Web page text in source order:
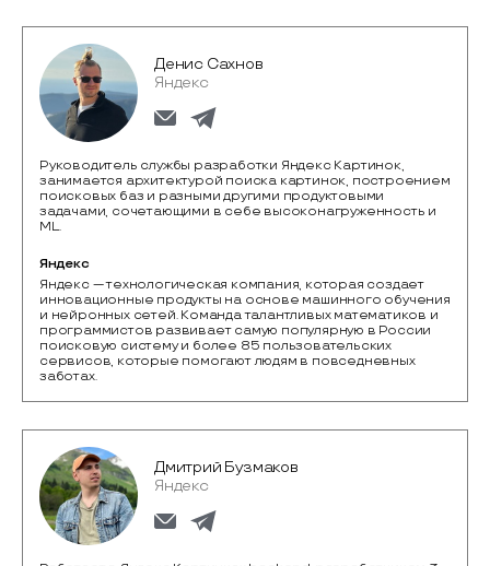
Денис Сахнов
Яндекс
Руководитель службы разработки Яндекс Картинок,
занимается архитектурой поиска картинок, построением
поисковых баз и разными другими продуктовыми
задачами, сочетающими в себе высоконагруженность и
ML.
Яндекс
Яндекс — технологическая компания, которая создает
инновационные продукты на основе машинного обучения
и нейронных сетей. Команда талантливых математиков и
программистов развивает самую популярную в России
поисковую систему и более 85 пользовательских
сервисов, которые помогают людям в повседневных
заботах.
Дмитрий Бузмаков
Яндекс